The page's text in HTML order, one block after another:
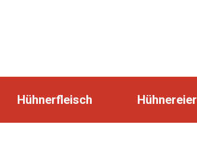
Hühnerfleisch Hühnereier